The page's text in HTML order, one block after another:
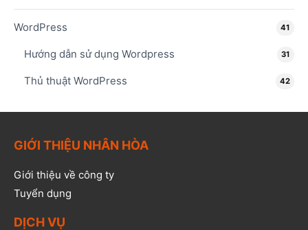
WordPress 41
Hướng dẫn sử dụng Wordpress 31
Thủ thuật WordPress 42
GIỚI THIỆU NHÂN HÒA
Giới thiệu về công ty
Tuyển dụng
DỊCH VỤ